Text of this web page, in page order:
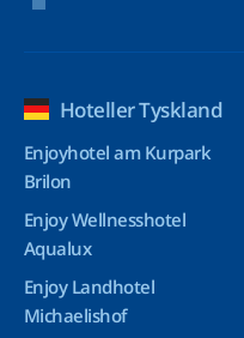
Hoteller Tyskland
Enjoyhotel am Kurpark
Brilon
Enjoy Wellnesshotel
Aqualux
Enjoy Landhotel
Michaelishof